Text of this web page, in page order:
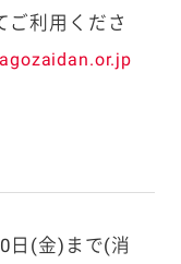
ご利用くださ
日(金)まで(消